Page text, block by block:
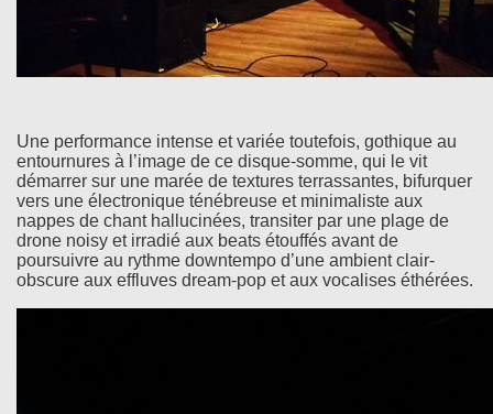
Une performance intense et variée toutefois, gothique au
entournures à l’image de ce disque-somme, qui le vit
démarrer sur une marée de textures terrassantes, bifurquer
vers une électronique ténébreuse et minimaliste aux
nappes de chant hallucinées, transiter par une plage de
drone noisy et irradié aux beats étouffés avant de
poursuivre au rythme downtempo d’une ambient clair-
obscure aux effluves dream-pop et aux vocalises éthérées.